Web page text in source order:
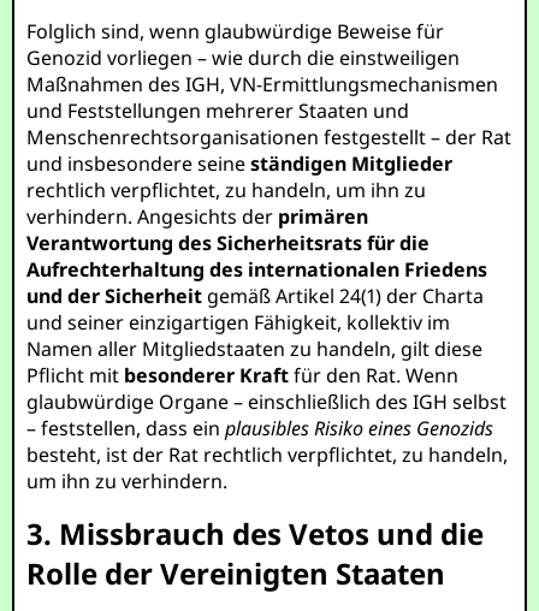
Folglich sind, wenn glaubwürdige Beweise für
Genozid vorliegen – wie durch die einstweiligen
Maßnahmen des IGH, VN-Ermittlungsmechanismen
und Feststellungen mehrerer Staaten und
Menschenrechtsorganisationen festgestellt – der Rat
und insbesondere seineständigen Mitglieder
rechtlich verpflichtet, zu handeln, um ihn zu
verhindern. Angesichts der primären
Verantwortung des Sicherheitsrats für die
Aufrechterhaltung des internationalen Friedens
und der Sicherheit gemäß Artikel 24(1) der Charta
und seiner einzigartigen Fähigkeit, kollektiv im
Namen aller Mitgliedstaaten zu handeln, gilt diese
Pflicht mit besonderer Kraftfür den Rat. Wenn
glaubwürdige Organe – einschließlich des IGH selbst
– feststellen, dass einplausibles Risiko eines Genozids
besteht, ist der Rat rechtlich verpflichtet, zu handeln,
um ihn zu verhindern.
3. Missbrauch des Vetos und die
Rolle der Vereinigten Staaten